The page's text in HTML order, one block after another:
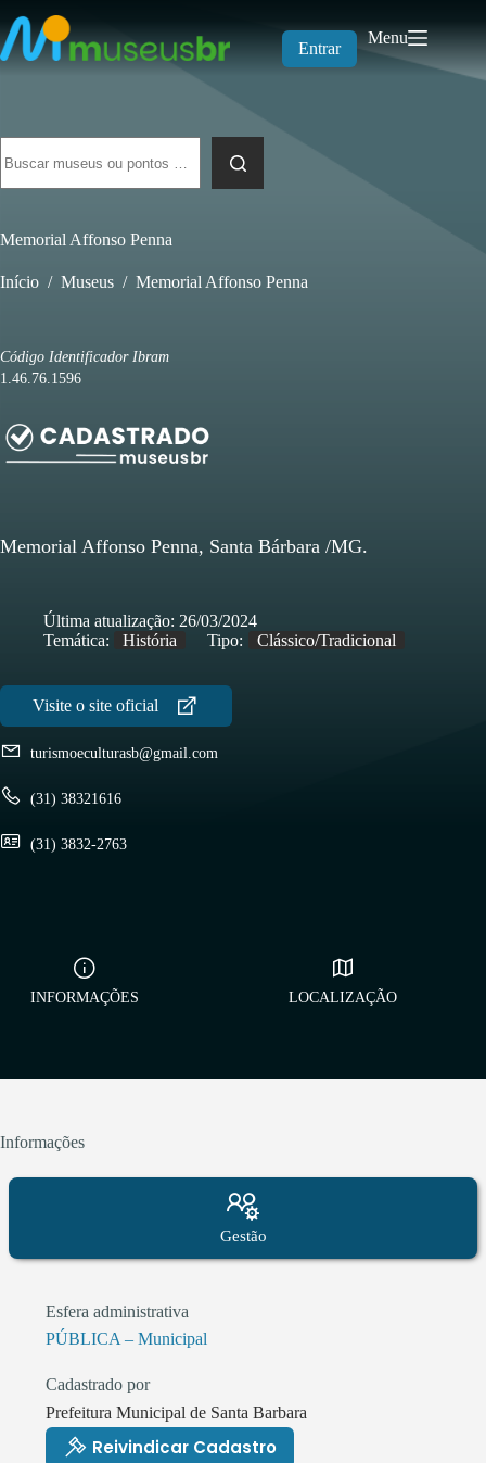
para
o
conteúdo
Entrar
Menu
resultados
Memorial Affonso Penna
Início / Museus / Memorial Affonso Penna
Código Identificador Ibram
1.46.76.1596
turismoeculturasb@gmail.com
(31) 38321616
(31) 3832-2763
Memorial Affonso Penna, Santa Bárbara /MG.
Última atualização: 26/03/2024
Temática:
História Tipo: Clássico/Tradicional
INFORMAÇÕES LOCALIZAÇÃO
Informações
Gestão
Esfera administrativa
PÚBLICA – Municipal
Cadastrado por
Prefeitura Municipal de Santa Barbara
Reivindicar Cadastro